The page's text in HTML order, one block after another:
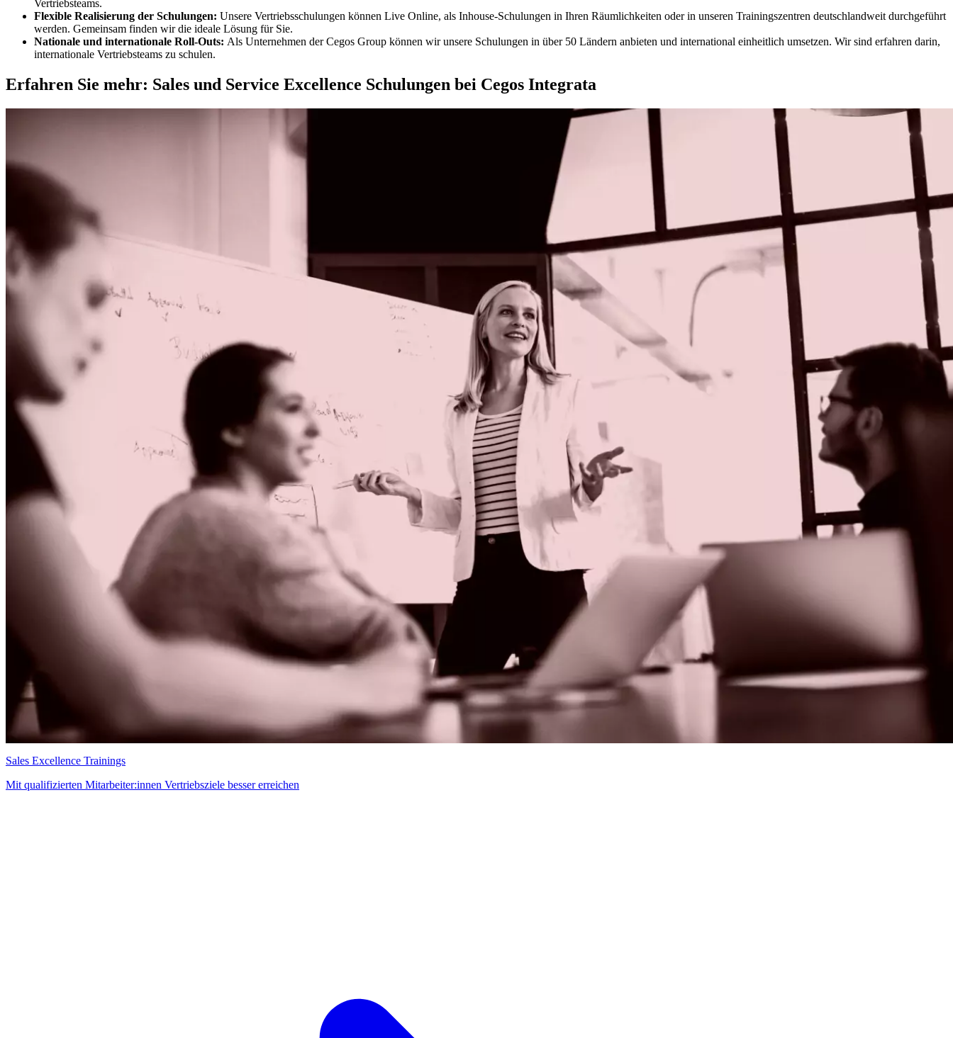
Vertriebsteams.
Flexible Realisierung der Schulungen: Unsere Vertriebsschulungen können Live Online, als Inhouse-Schulungen in Ihren Räumlichkeiten oder in unseren Trainingszentren deutschlandweit durchgeführt
werden. Gemeinsam finden wir die ideale Lösung für Sie.
Nationale und internationale Roll-Outs: Als Unternehmen der Cegos Group können wir unsere Schulungen in über 50 Ländern anbieten und international einheitlich umsetzen. Wir sind erfahren darin,
internationale Vertriebsteams zu schulen.
Erfahren Sie mehr: Sales und Service Excellence Schulungen bei Cegos Integrata
Sales Excellence Trainings
Mit qualifizierten Mitarbeiter:innen Vertriebsziele besser erreichen